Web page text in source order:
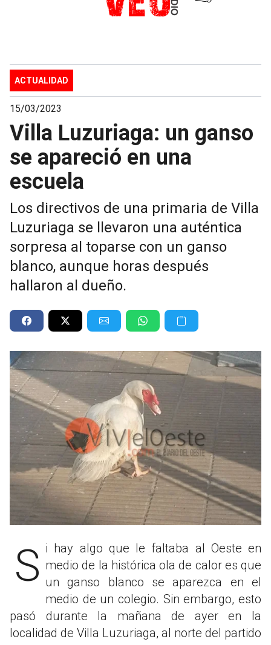
ACTUALIDAD
15/03/2023
Villa Luzuriaga: un ganso
se apareció en una
escuela
Los directivos de una primaria de Villa
Luzuriaga se llevaron una auténtica
sorpresa al toparse con un ganso
blanco, aunque horas después
hallaron al dueño.
Si hay algo que le faltaba al Oeste en medio de la histórica ola de calor es que
un ganso blanco se aparezca en el
medio de un colegio. Sin embargo, esto
pasó durante la mañana de ayer en la
localidad de Villa Luzuriaga, al norte del partido